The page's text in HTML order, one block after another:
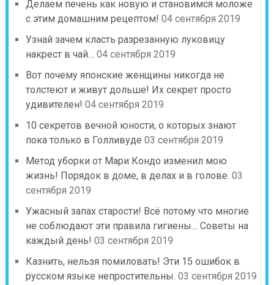
Делаем печень как новую и становимся моложе
с этим домашним рецептом! 04 сентября 2019
Узнай зачем класть разрезанную луковицу
накрест в чай… 04 сентября 2019
Вот почему японские женщины никогда не
толстеют и живут дольше! Их секрет просто
удивителен! 04 сентября 2019
10 секретов вечной юности, о которых знают
пока только в Голливуде 03 сентября 2019
Метод уборки от Мари Кондо изменил мою
жизнь! Порядок в доме, в делах и в голове. 03
сентября 2019
Ужасный запах старости! Всё потому что многие
не соблюдают эти правила гигиены… Советы на
каждый день! 03 сентября 2019
Казнить, нельзя помиловать! Эти 15 ошибок в
русском языке непростительны. 03 сентября 2019